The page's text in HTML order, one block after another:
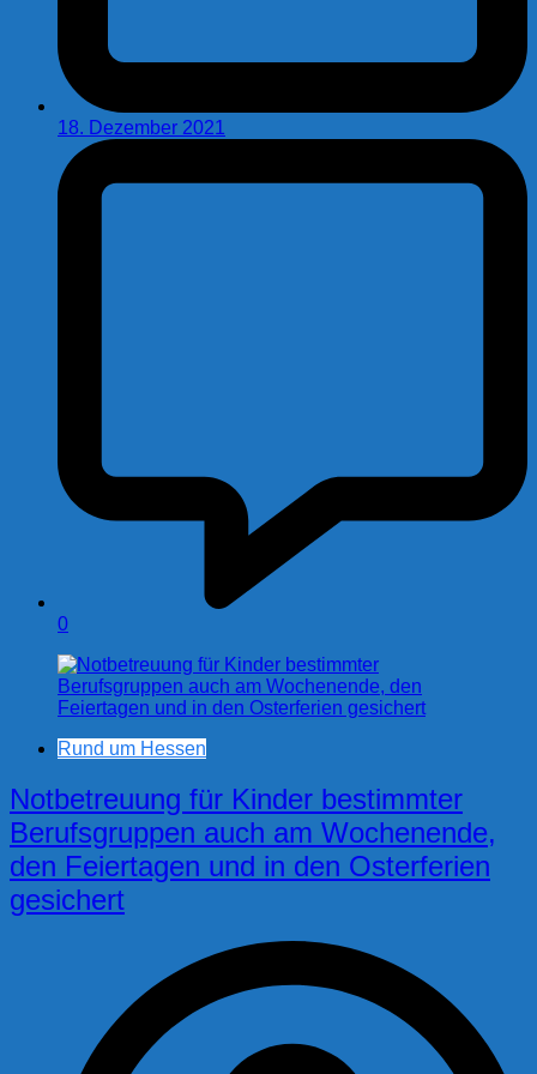
18. Dezember 2021
0
Rund um Hessen
Notbetreuung für Kinder bestimmter
Berufsgruppen auch am Wochenende,
den Feiertagen und in den Osterferien
gesichert